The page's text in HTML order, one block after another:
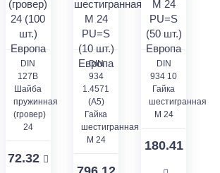
DIN
127В
Шайба
пружинная
(гровер)
24
72.32
DIN
934
1.4571
(A5)
Гайка
шестигранная
M 24
DIN
934 10
Гайка
шестигранная
M 24
180.41